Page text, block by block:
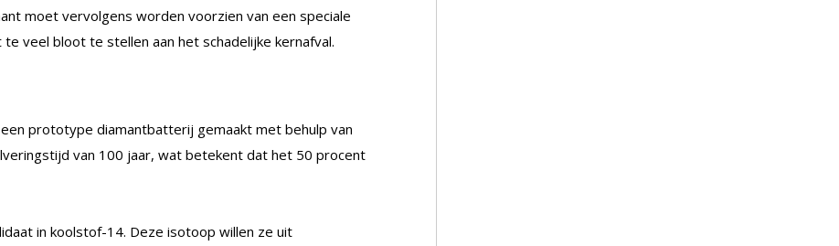
moet vervolgens worden voorzien van een speciale
veel bloot te stellen aan het schadelijke kernafval.
prototype diamantbatterij gemaakt met behulp van
van 100 jaar, wat betekent dat het 50 procent
in koolstof-14. Deze isotoop willen ze uit